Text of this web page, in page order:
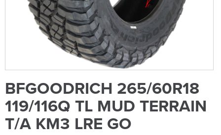
BFGOODRICH 265/60R18
119/116Q TL MUD TERRAIN
T/A KM3 LRE GO